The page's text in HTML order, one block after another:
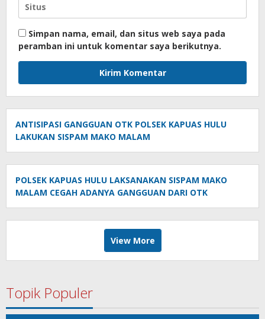
Simpan nama, email, dan situs web saya pada
peramban ini untuk komentar saya berikutnya.
ANTISIPASI GANGGUAN OTK POLSEK KAPUAS HULU
LAKUKAN SISPAM MAKO MALAM
POLSEK KAPUAS HULU LAKSANAKAN SISPAM MAKO
MALAM CEGAH ADANYA GANGGUAN DARI OTK
View More
Topik Populer